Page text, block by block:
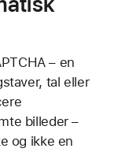
– en
tal eller
billeder –
og ikke en